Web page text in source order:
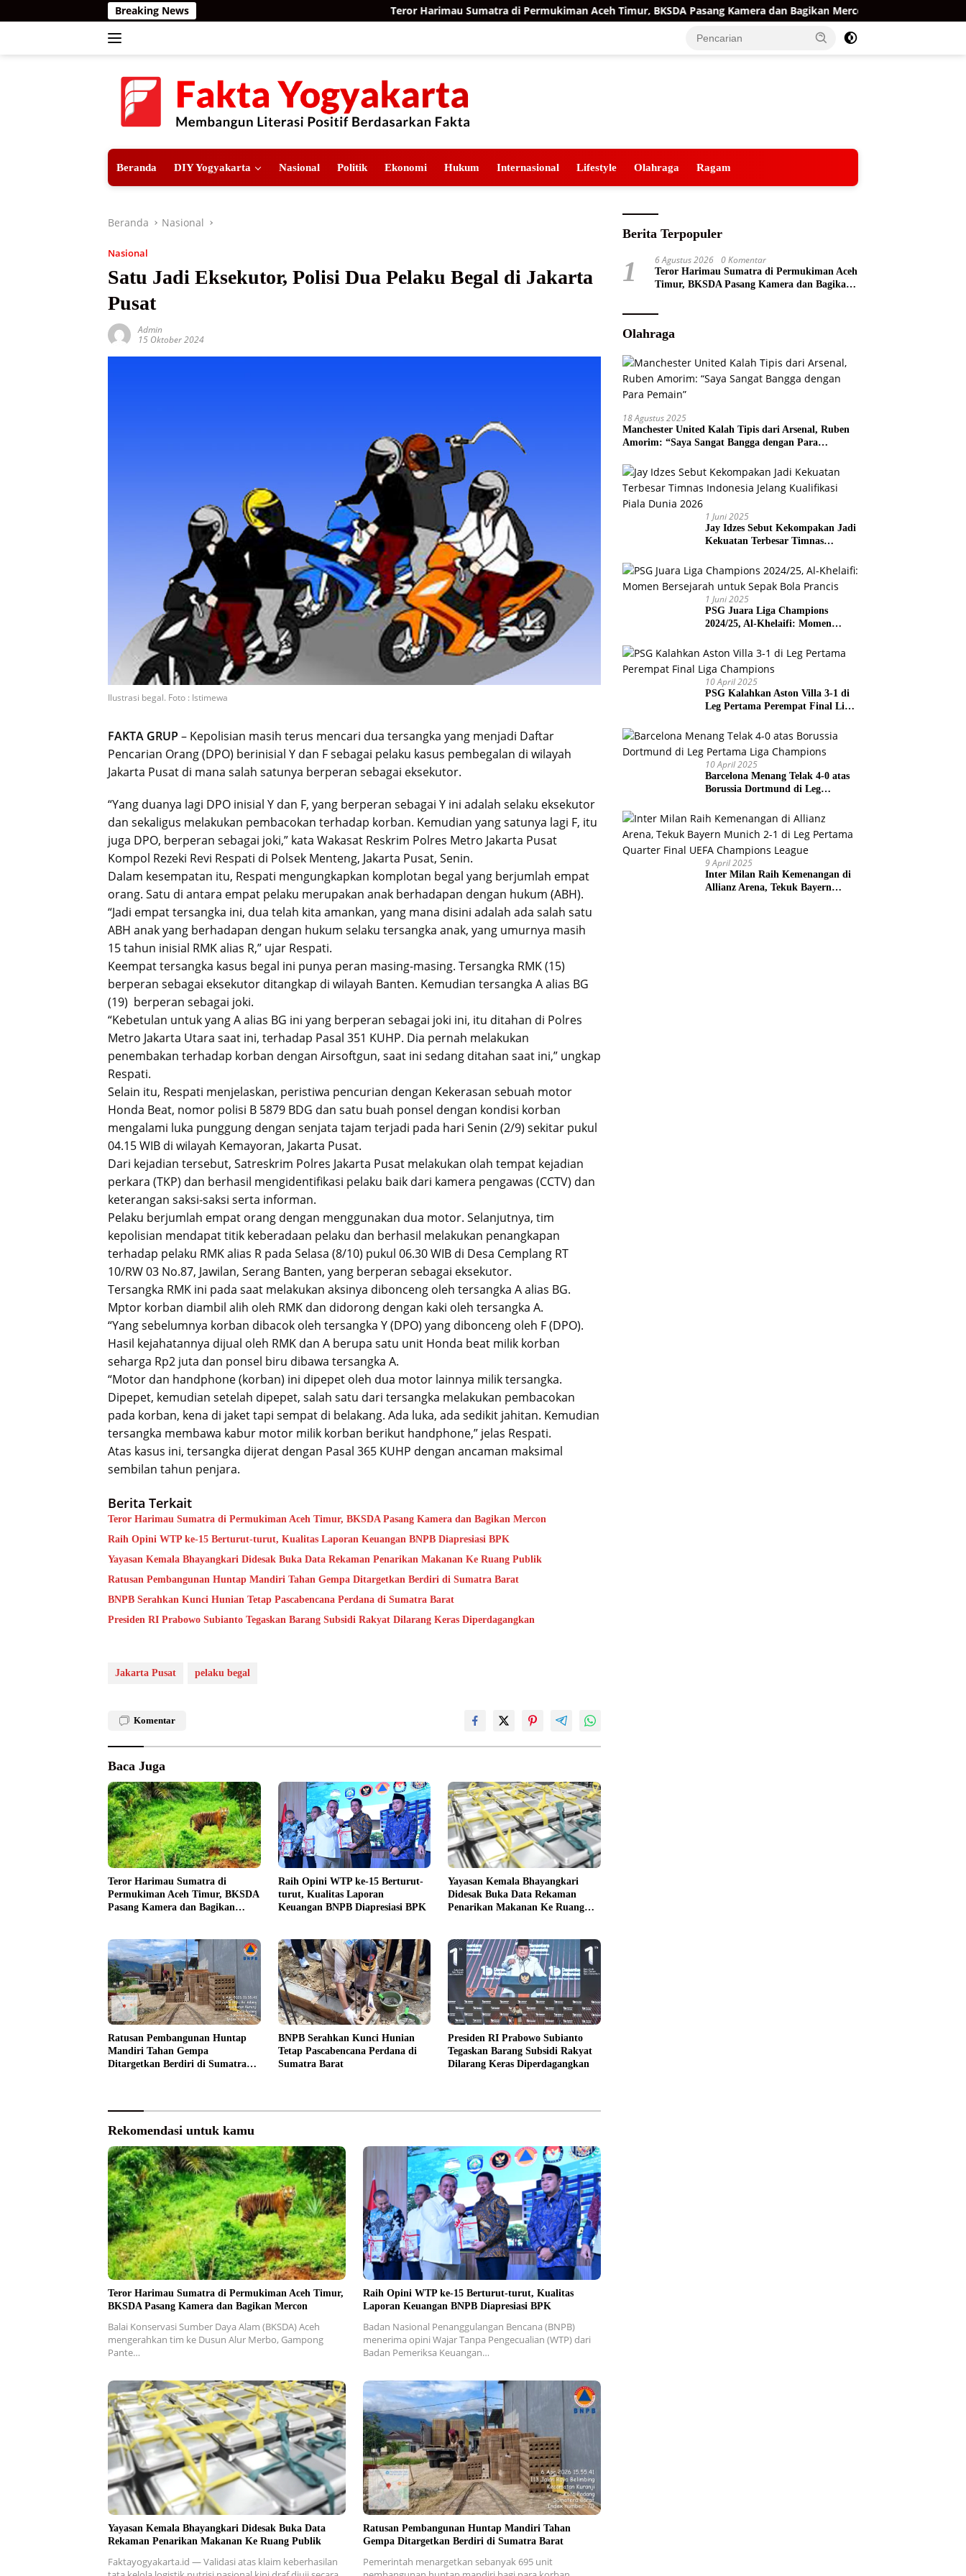
ke
Breaking News Teror Harimau Sumatra di Permukiman Aceh Timur, BKSDA Pasang Kamera dan Bagikan Mercon Raih Opini WTP ke-15
Beranda DIY Yogyakarta Nasional Politik Ekonomi Hukum Internasional Lifestyle Olahraga Ragam
Beranda Nasional
Nasional
Satu Jadi Eksekutor, Polisi Dua Pelaku Begal di Jakarta
Pusat
Admin
15 Oktober 2024
Ilustrasi begal. Foto : Istimewa
FAKTA GRUP – Kepolisian masih terus mencari dua tersangka yang menjadi Daftar
Pencarian Orang (DPO) berinisial Y dan F sebagai pelaku kasus pembegalan di wilayah
Jakarta Pusat di mana salah satunya berperan sebagai eksekutor.
“Yang duanya lagi DPO inisial Y dan F, yang berperan sebagai Y ini adalah selaku eksekutor
dan sekaligus melakukan pembacokan terhadap korban. Kemudian yang satunya lagi F, itu
juga DPO, berperan sebagai joki,” kata Wakasat Reskrim Polres Metro Jakarta Pusat
Kompol Rezeki Revi Respati di Polsek Menteng, Jakarta Pusat, Senin.
Dalam kesempatan itu, Respati mengungkapkan komplotan begal yang berjumlah empat
orang. Satu di antara empat pelaku merupakan anak berhadapan dengan hukum (ABH).
“Jadi empat tersangka ini, dua telah kita amankan, yang mana disini adalah ada salah satu
ABH anak yang berhadapan dengan hukum selaku tersangka anak, yang umurnya masih
15 tahun inisial RMK alias R,” ujar Respati.
Keempat tersangka kasus begal ini punya peran masing-masing. Tersangka RMK (15)
berperan sebagai eksekutor ditangkap di wilayah Banten. Kemudian tersangka A alias BG
(19) berperan sebagai joki.
“Kebetulan untuk yang A alias BG ini yang berperan sebagai joki ini, itu ditahan di Polres
Metro Jakarta Utara saat ini, terhadap Pasal 351 KUHP. Dia pernah melakukan
penembakan terhadap korban dengan Airsoftgun, saat ini sedang ditahan saat ini,” ungkap
Respati.
Selain itu, Respati menjelaskan, peristiwa pencurian dengan Kekerasan sebuah motor
Honda Beat, nomor polisi B 5879 BDG dan satu buah ponsel dengan kondisi korban
mengalami luka punggung dengan senjata tajam terjadi pada hari Senin (2/9) sekitar pukul
04.15 WIB di wilayah Kemayoran, Jakarta Pusat.
Dari kejadian tersebut, Satreskrim Polres Jakarta Pusat melakukan olah tempat kejadian
perkara (TKP) dan berhasil mengidentifikasi pelaku baik dari kamera pengawas (CCTV) dan
keterangan saksi-saksi serta informan.
Pelaku berjumlah empat orang dengan menggunakan dua motor. Selanjutnya, tim
kepolisian mendapat titik keberadaan pelaku dan berhasil melakukan penangkapan
terhadap pelaku RMK alias R pada Selasa (8/10) pukul 06.30 WIB di Desa Cemplang RT
10/RW 03 No.87, Jawilan, Serang Banten, yang berperan sebagai eksekutor.
Tersangka RMK ini pada saat melakukan aksinya dibonceng oleh tersangka A alias BG.
Mptor korban diambil alih oleh RMK dan didorong dengan kaki oleh tersangka A.
“Yang sebelumnya korban dibacok oleh tersangka Y (DPO) yang dibonceng oleh F (DPO).
Hasil kejahatannya dijual oleh RMK dan A berupa satu unit Honda beat milik korban
seharga Rp2 juta dan ponsel biru dibawa tersangka A.
“Motor dan handphone (korban) ini dipepet oleh dua motor lainnya milik tersangka.
Dipepet, kemudian setelah dipepet, salah satu dari tersangka melakukan pembacokan
pada korban, kena di jaket tapi sempat di belakang. Ada luka, ada sedikit jahitan. Kemudian
tersangka membawa kabur motor milik korban berikut handphone,” jelas Respati.
Atas kasus ini, tersangka dijerat dengan Pasal 365 KUHP dengan ancaman maksimal
sembilan tahun penjara.
Berita Terkait
Teror Harimau Sumatra di Permukiman Aceh Timur, BKSDA Pasang Kamera dan Bagikan Mercon
Raih Opini WTP ke-15 Berturut-turut, Kualitas Laporan Keuangan BNPB Diapresiasi BPK
Yayasan Kemala Bhayangkari Didesak Buka Data Rekaman Penarikan Makanan Ke Ruang Publik
Ratusan Pembangunan Huntap Mandiri Tahan Gempa Ditargetkan Berdiri di Sumatra Barat
BNPB Serahkan Kunci Hunian Tetap Pascabencana Perdana di Sumatra Barat
Presiden RI Prabowo Subianto Tegaskan Barang Subsidi Rakyat Dilarang Keras Diperdagangkan
Jakarta Pusat pelaku begal
Komentar
Baca Juga
Teror Harimau Sumatra di
Permukiman Aceh Timur, BKSDA
Pasang Kamera dan Bagikan
Raih Opini WTP ke-15 Berturut-
turut, Kualitas Laporan
Keuangan BNPB Diapresiasi BPK
Yayasan Kemala Bhayangkari
Didesak Buka Data Rekaman
Penarikan Makanan Ke Ruang
Ratusan Pembangunan Huntap
Mandiri Tahan Gempa
Ditargetkan Berdiri di Sumatra
BNPB Serahkan Kunci Hunian
Tetap Pascabencana Perdana di
Sumatra Barat
Presiden RI Prabowo Subianto
Tegaskan Barang Subsidi Rakyat
Dilarang Keras Diperdagangkan
Rekomendasi untuk kamu
Teror Harimau Sumatra di Permukiman Aceh Timur,
BKSDA Pasang Kamera dan Bagikan Mercon
Balai Konservasi Sumber Daya Alam (BKSDA) Aceh
mengerahkan tim ke Dusun Alur Merbo, Gampong
Pante…
Raih Opini WTP ke-15 Berturut-turut, Kualitas
Laporan Keuangan BNPB Diapresiasi BPK
Badan Nasional Penanggulangan Bencana (BNPB)
menerima opini Wajar Tanpa Pengecualian (WTP) dari
Badan Pemeriksa Keuangan…
Yayasan Kemala Bhayangkari Didesak Buka Data
Rekaman Penarikan Makanan Ke Ruang Publik
Faktayogyakarta.id — Validasi atas klaim keberhasilan
Ratusan Pembangunan Huntap Mandiri Tahan
Gempa Ditargetkan Berdiri di Sumatra Barat
Pemerintah menargetkan sebanyak 695 unit
Berita Terpopuler
1 6 Agustus 2026 0 Komentar
Teror Harimau Sumatra di Permukiman Aceh
Timur, BKSDA Pasang Kamera dan Bagikan
Olahraga
18 Agustus 2025
Manchester United Kalah Tipis dari Arsenal, Ruben
Amorim: “Saya Sangat Bangga dengan Para
1 Juni 2025
Jay Idzes Sebut Kekompakan Jadi
Kekuatan Terbesar Timnas
Dunia 2026
1 Juni 2025
PSG Juara Liga Champions
2024/25, Al-Khelaifi: Momen
Prancis
10 April 2025
PSG Kalahkan Aston Villa 3-1 di
Leg Pertama Perempat Final Liga
10 April 2025
Barcelona Menang Telak 4-0 atas
Borussia Dortmund di Leg
9 April 2025
Inter Milan Raih Kemenangan di
Allianz Arena, Tekuk Bayern